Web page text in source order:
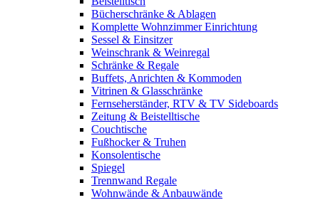
Bücherschränke & Ablagen
Komplette Wohnzimmer Einrichtung
Sessel & Einsitzer
Weinschrank & Weinregal
Schränke & Regale
Buffets, Anrichten & Kommoden
Vitrinen & Glasschränke
Fernseherständer, RTV & TV Sideboards
Zeitung & Beistelltische
Couchtische
Fußhocker & Truhen
Konsolentische
Spiegel
Trennwand Regale
Wohnwände & Anbauwände